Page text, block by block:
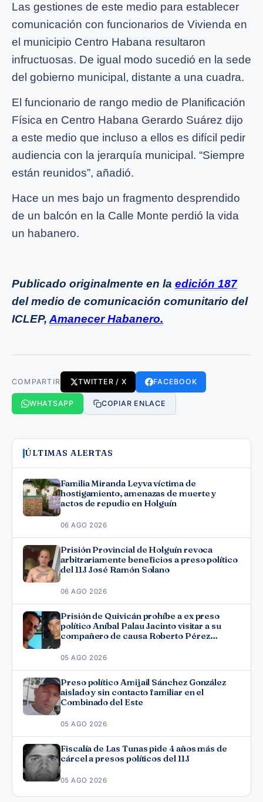
Las gestiones de este medio para establecer
comunicación con funcionarios de Vivienda en
el municipio Centro Habana resultaron
infructuosas. De igual modo sucedió en la sede
del gobierno municipal, distante a una cuadra.
El funcionario de rango medio de Planificación
Física en Centro Habana Gerardo Suárez dijo
a este medio que incluso a ellos es difícil pedir
audiencia con la jerarquía municipal. “Siempre
están reunidos”, añadió.
Hace un mes bajo un fragmento desprendido
de un balcón en la Calle Monte perdió la vida
un habanero.
Publicado originalmente en la edición 187
del medio de comunicación comunitario del
ICLEP, Amanecer Habanero.
COMPARTIR TWITTER / X FACEBOOK
WHATSAPP COPIAR ENLACE
ÚLTIMAS ALERTAS
Familia Miranda Leyva víctima de
hostigamiento, amenazas de muerte y
actos de repudio en Holguín
06 AGO 2026
Prisión Provincial de Holguín revoca
arbitrariamente beneficios a preso político
del 11J José Ramón Solano
06 AGO 2026
Prisión de Quivicán prohíbe a ex preso
político Aníbal Palau Jacinto visitar a su
compañero de causa Roberto Pérez
05 AGO 2026
Preso político Amijail Sánchez González
aislado y sin contacto familiar en el
Combinado del Este
05 AGO 2026
Fiscalía de Las Tunas pide 4 años más de
cárcel a presos políticos del 11J
05 AGO 2026